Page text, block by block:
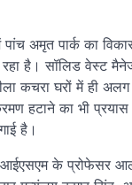
पांच अमृत पार्क का
रहा है। सॉलिड वेस्ट
कचरा घरों में ही
हटाने का भी
है।
के प्रोफेसर